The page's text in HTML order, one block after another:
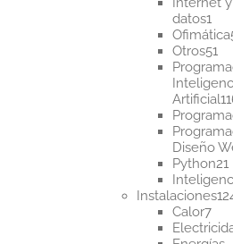
datos11
Ofimática
Otros5151
Artificial
Diseño
Python2121
Instalaciones
Calor77